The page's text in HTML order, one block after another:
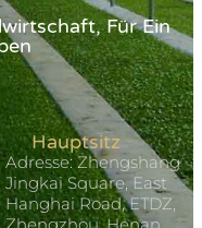
Für Ein
Hauptsitz
Adresse: Zhengshang
Jingkai Square, East
Hanghai Road, ETDZ,
Zhengzhou, Henan,